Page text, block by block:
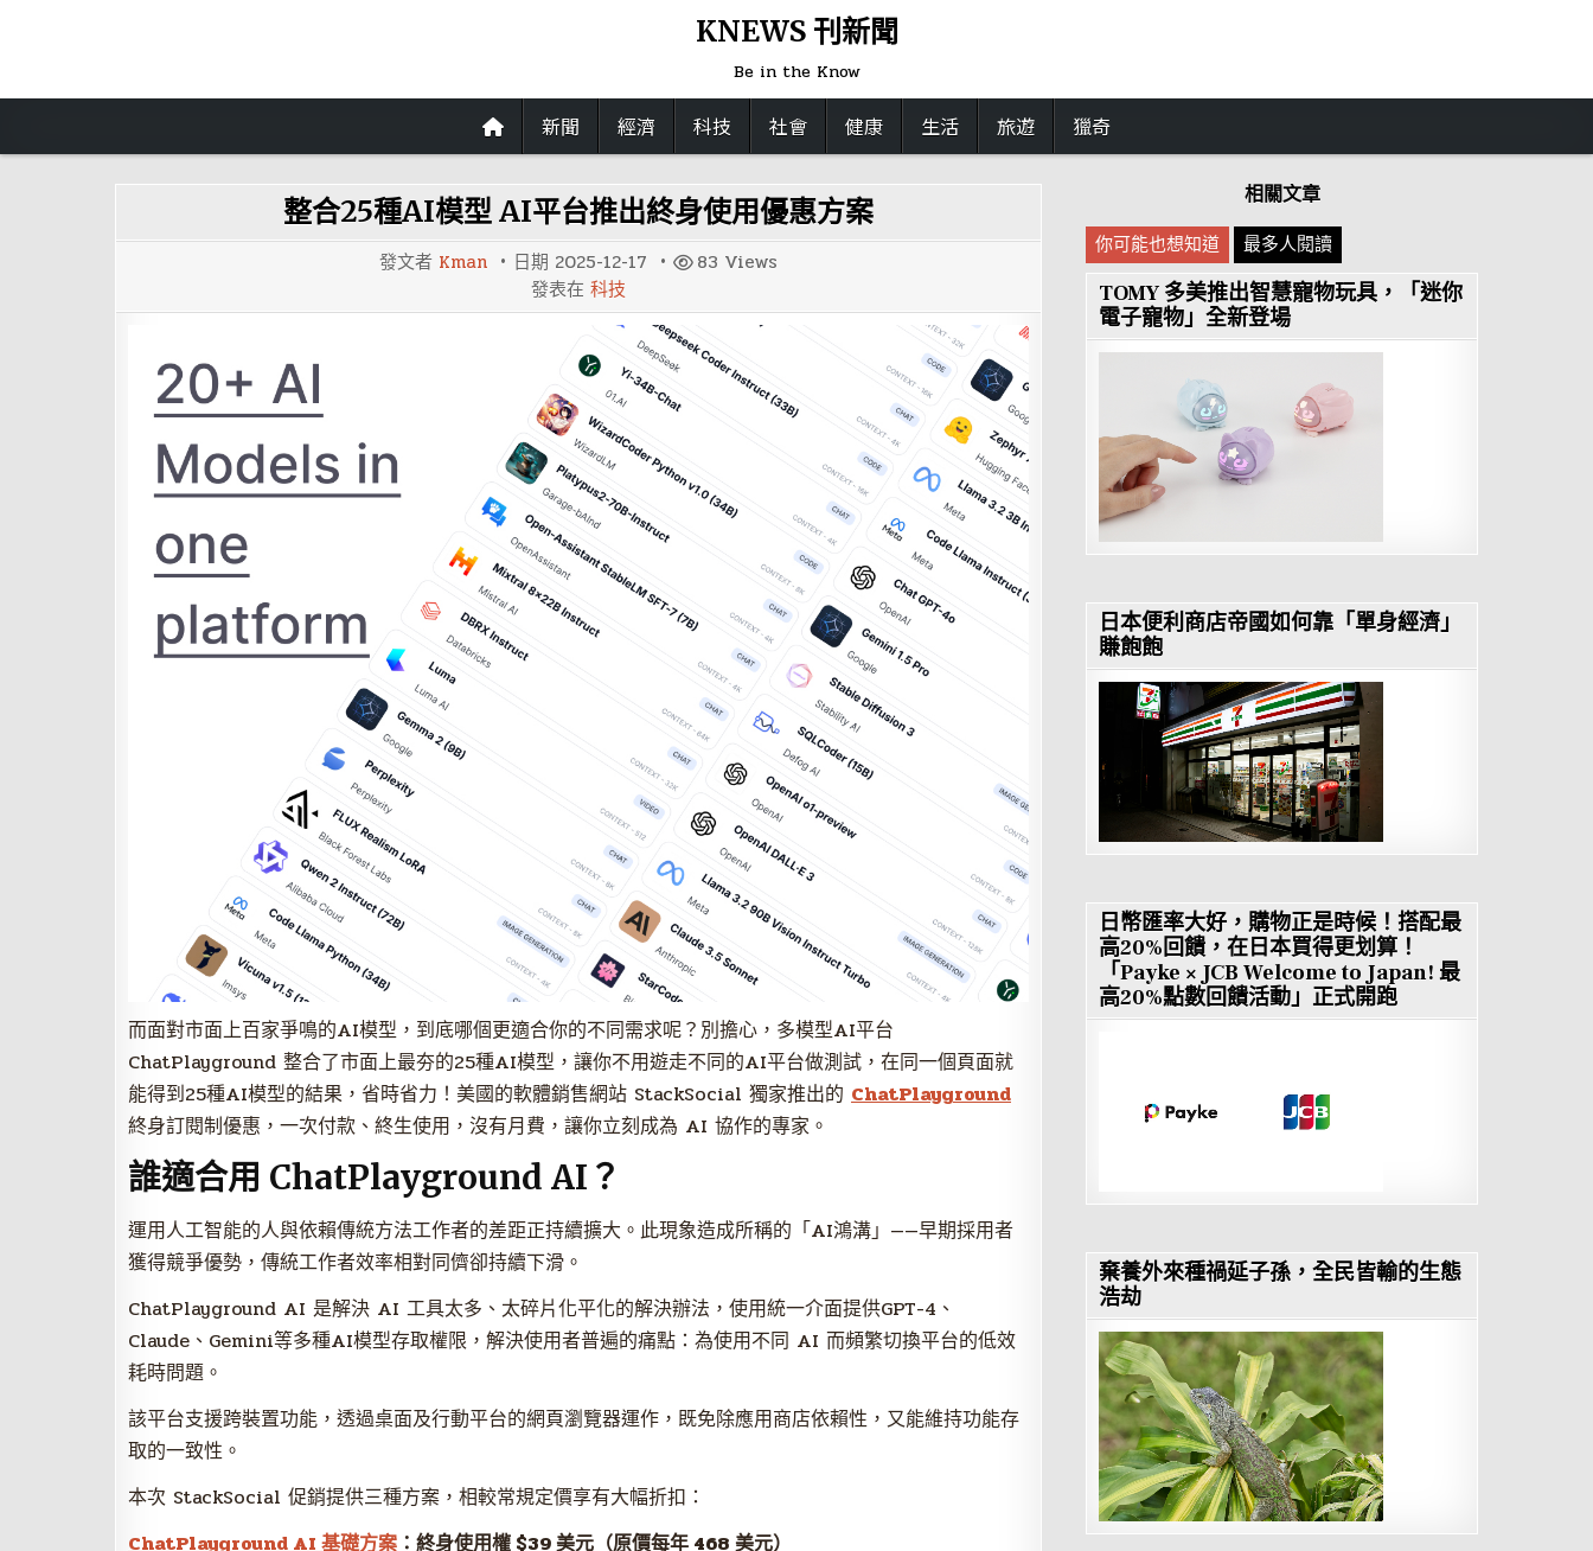
KNEWS 刊新聞
Be in the Know
新聞 經濟 科技 社會 健康 生活 旅遊 獵奇
整合25種AI模型 AI平台推出終身使用優惠方案
發文者 Kman 日期 2025-12-17 83 Views
發表在 科技
而面對市面上百家爭鳴的AI模型，到底哪個更適合你的不同需求呢？別擔心，多模型AI平台
ChatPlayground 整合了市面上最夯的25種AI模型，讓你不用遊走不同的AI平台做測試，在同一個頁面就
能得到25種AI模型的結果，省時省力！美國的軟體銷售網站 StackSocial 獨家推出的 ChatPlayground
終身訂閱制優惠，一次付款、終生使用，沒有月費，讓你立刻成為 AI 協作的專家。
誰適合用 ChatPlayground AI？
運用人工智能的人與依賴傳統方法工作者的差距正持續擴大。此現象造成所稱的「AI鴻溝」——早期採用者
獲得競爭優勢，傳統工作者效率相對同儕卻持續下滑。
ChatPlayground AI 是解決 AI 工具太多、太碎片化平化的解決辦法，使用統一介面提供GPT-4、
Claude、Gemini等多種AI模型存取權限，解決使用者普遍的痛點：為使用不同 AI 而頻繁切換平台的低效
耗時問題。
該平台支援跨裝置功能，透過桌面及行動平台的網頁瀏覽器運作，既免除應用商店依賴性，又能維持功能存
取的一致性。
本次 StackSocial 促銷提供三種方案，相較常規定價享有大幅折扣：
ChatPlayground AI 基礎方案 ：終身使用權 $39 美元（原價每年 468 美元）
相關文章
你可能也想知道 最多人閱讀
TOMY 多美推出智慧寵物玩具，「迷你
電子寵物」全新登場
日本便利商店帝國如何靠「單身經濟」
賺飽飽
日幣匯率大好，購物正是時候！搭配最
高20%回饋，在日本買得更划算！
「Payke × JCB Welcome to Japan! 最
高20%點數回饋活動」正式開跑
棄養外來種禍延子孫，全民皆輸的生態
浩劫